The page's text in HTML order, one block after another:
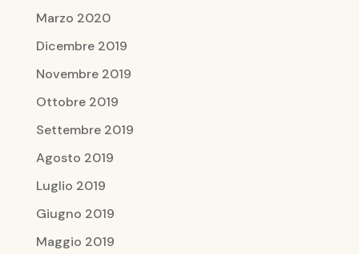
Marzo 2020
Dicembre 2019
Novembre 2019
Ottobre 2019
Settembre 2019
Agosto 2019
Luglio 2019
Giugno 2019
Maggio 2019